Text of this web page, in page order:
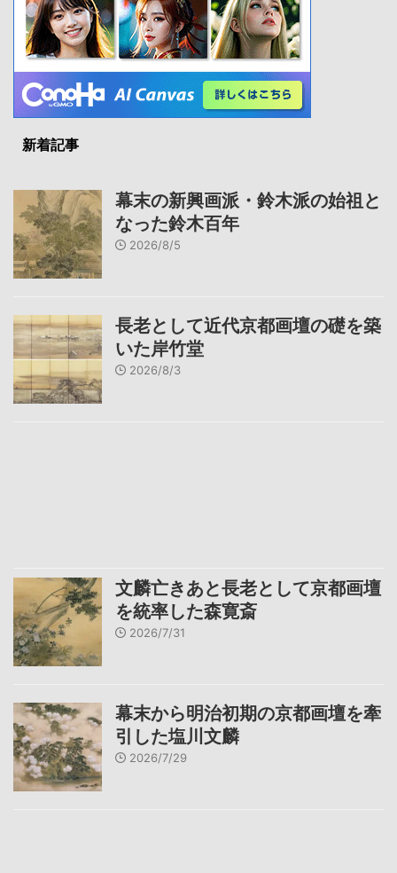
新着記事
幕末の新興画派・鈴木派の始祖と
なった鈴木百年
2026/8/5
長老として近代京都画壇の礎を築
いた岸竹堂
2026/8/3
文麟亡きあと長老として京都画壇
を統率した森寛斎
2026/7/31
幕末から明治初期の京都画壇を牽
引した塩川文麟
2026/7/29